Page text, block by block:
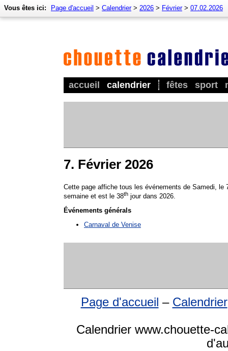
accueil calendrier fêtes sport
Vous êtes ici: Page d'accueil > Calendrier> 2026 > Février> 07.02.2026
7. Février 2026
Cette page affiche tous les événements de Samedi, le
semaine et est le 38th jour dans 2026.
Événements générals
Carnaval de Venise
Page d'accueil – Calendrier
Calendrier www.chouette-